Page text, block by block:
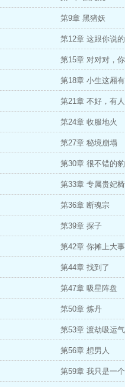
第9章 黑猪妖
第12章 这跟你说
第15章 对对对，
第18章 小生这厢
第21章 不好，有
第24章 收服地火
第27章 秘境崩塌
第30章 很不错的
第33章 专属贵妃
第36章 断魂宗
第39章 探子
第42章 你摊上大
第44章 找到了
第47章 吸星阵盘
第50章 炼丹
第53章 渡劫吸运气
第56章 想男人
第59章 我只是一